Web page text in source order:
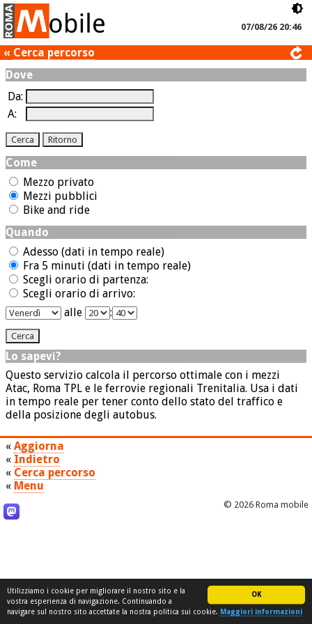
OK
Utilizziamo i cookie per migliorare il nostro sito e la
vostra esperienza di navigazione. Continuando a
navigare sul nostro sito accettate la nostra politica sui cookie. Maggiori informazioni
07/08/26 20:46
« Cerca percorso
Dove
Da:
A:
Come
Mezzo privato
Mezzi pubblici
Bike and ride
Quando
Adesso (dati in tempo reale)
Fra 5 minuti (dati in tempo reale)
Scegli orario di partenza:
Scegli orario di arrivo:
alle
:
Lo sapevi?
Questo servizio calcola il percorso ottimale con i mezzi
Atac, Roma TPL e le ferrovie regionali Trenitalia. Usa i dati
in tempo reale per tener conto dello stato del traffico e
della posizione degli autobus.
« Aggiorna
« Indietro
« Cerca percorso
« Menu
© 2026 Roma mobile